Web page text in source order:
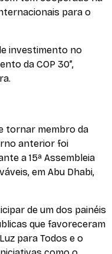
para o
investimento no
da COP 30”,
tornar membro da
anterior foi
a 15ª Assembleia
em Abu Dhabi,
de um dos painéis
que favoreceram
para Todos e o